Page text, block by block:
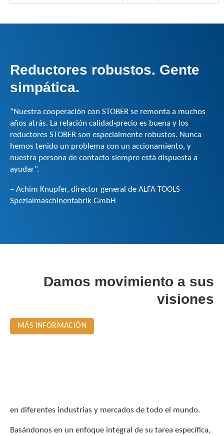
Reductores robustos. Gente
simpática.
“Nuestra cooperación con STOBER se remonta a muchos
años atrás. La relación calidad-precio es buena y los
reductores STOBER son especialmente robustos. Nunca
hemos tenido un problema con un accionamiento, y
nuestra persona de contacto siempre está dispuesta a
ayudar”.
– Achim Knupfer, director general de ALFA TOOLS
Spezialmaschinenfabrik GmbH
Damos movimiento a sus
visiones
MÁS INFORMACIÓN
en diferentes industrias y mercados de todo el mundo.
Basándonos en un enfoque integral de su tarea específica,